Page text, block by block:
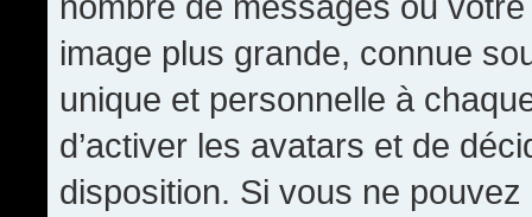
image plus grande, connue
unique et personnelle à
d’activer les avatars et de
disposition. Si vous ne pouvez